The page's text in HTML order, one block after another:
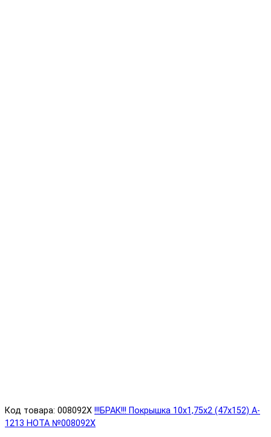
Код товара: 008092X !!!БРАК!!! Покрышка 10х1,75х2 (47x152) A-
1213 HOTA №008092X